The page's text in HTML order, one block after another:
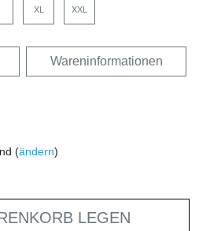
XL XXL
Wareninformationen
(ändern)
LEGEN